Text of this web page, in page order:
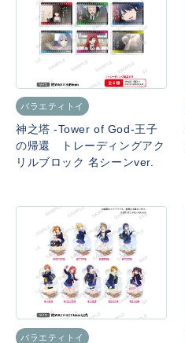
バラエティトイ
神之塔 -Tower of God-王子
の帰還 トレーディングアク
リルブロック 名シーンver.
バラエティトイ